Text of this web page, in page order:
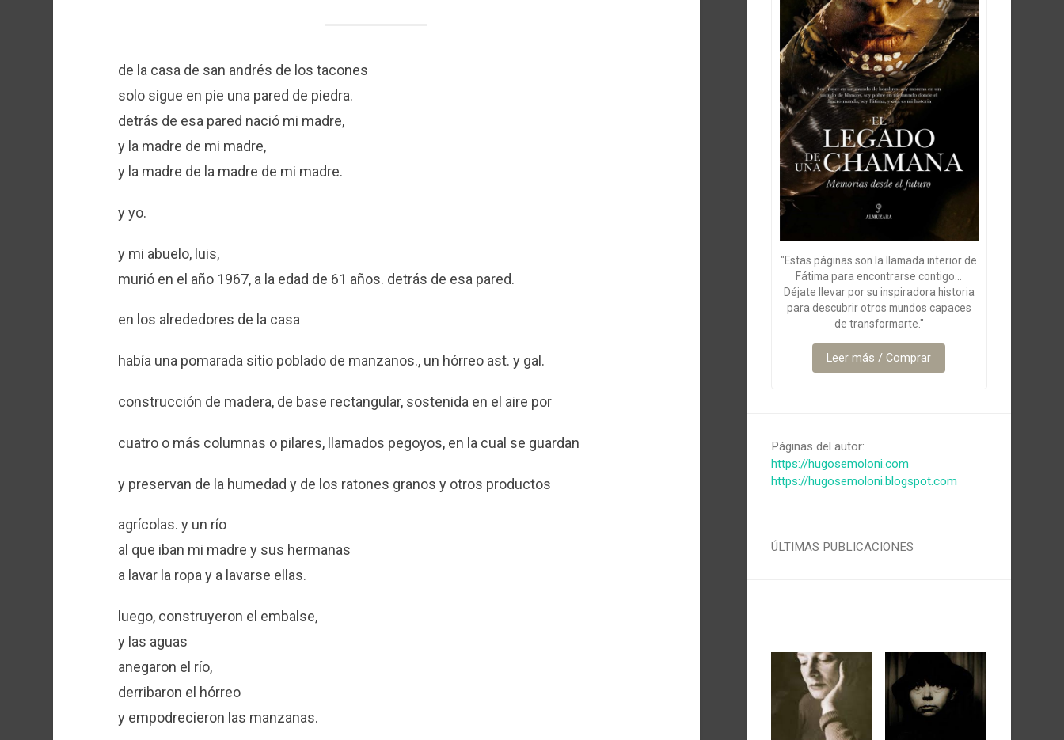
de la casa de san andrés de los tacones
solo sigue en pie una pared de piedra.
detrás de esa pared nació mi madre,
y la madre de mi madre,
y la madre de la madre de mi madre.
y yo.
y mi abuelo, luis,
murió en el año 1967, a la edad de 61 años. detrás de esa pared.
en los alrededores de la casa
había una pomarada sitio poblado de manzanos., un hórreo ast. y gal.
construcción de madera, de base rectangular, sostenida en el aire por
cuatro o más columnas o pilares, llamados pegoyos, en la cual se guardan
y preservan de la humedad y de los ratones granos y otros productos
agrícolas. y un río
al que iban mi madre y sus hermanas
a lavar la ropa y a lavarse ellas.
luego, construyeron el embalse,
y las aguas
anegaron el río,
derribaron el hórreo
y empodrecieron las manzanas.
"Estas páginas son la llamada interior de
Fátima para encontrarse contigo...
Déjate llevar por su inspiradora historia
para descubrir otros mundos capaces
de transformarte."
Leer más / Comprar
Páginas del autor:
https://hugosemoloni.com
https://hugosemoloni.blogspot.com
ÚLTIMAS PUBLICACIONES